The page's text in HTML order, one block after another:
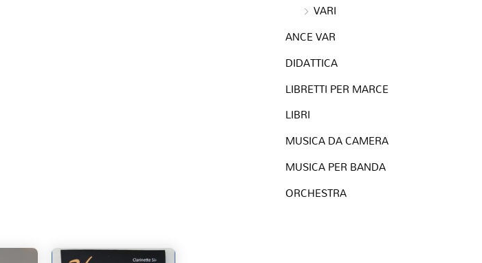
VARI
ANCE VAR
DIDATTICA
LIBRETTI PER MARCE
LIBRI
MUSICA DA CAMERA
MUSICA PER BANDA
ORCHESTRA